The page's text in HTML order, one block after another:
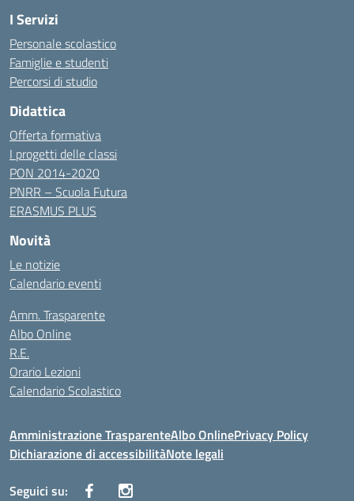
I Servizi
Personale scolastico
Famiglie e studenti
Percorsi di studio
Didattica
Offerta formativa
I progetti delle classi
PON 2014-2020
PNRR – Scuola Futura
ERASMUS PLUS
Novità
Le notizie
Calendario eventi
Amm. Trasparente
Albo Online
R.E.
Orario Lezioni
Calendario Scolastico
Amministrazione TrasparenteAlbo OnlinePrivacy Policy
Dichiarazione di accessibilitàNote legali
Seguici su: